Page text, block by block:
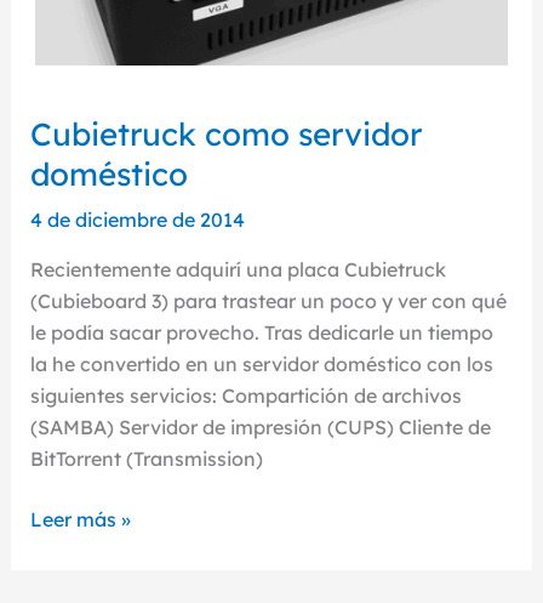
Cubietruck como servidor
doméstico
4 de diciembre de 2014
Recientemente adquirí una placa Cubietruck
(Cubieboard 3) para trastear un poco y ver con qué
le podía sacar provecho. Tras dedicarle un tiempo
la he convertido en un servidor doméstico con los
siguientes servicios: Compartición de archivos
(SAMBA) Servidor de impresión (CUPS) Cliente de
BitTorrent (Transmission)
Cubietruck
Leer más »